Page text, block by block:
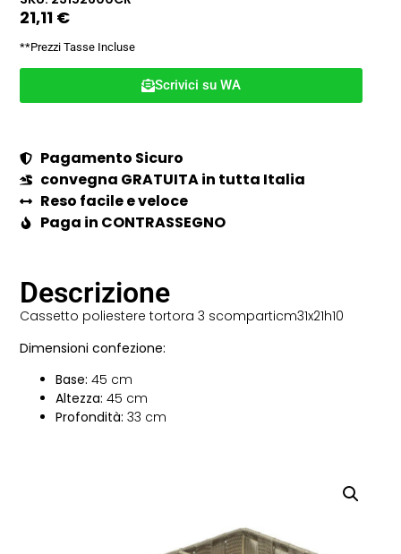
21,11 €
**Prezzi Tasse Incluse
Scrivici su WA
Pagamento Sicuro
convegna GRATUITA in tutta Italia
Reso facile e veloce
Paga in CONTRASSEGNO
Descrizione
Cassetto poliestere tortora 3 scomparticm31x21h10
Dimensioni confezione:
Base: 45 cm
Altezza: 45 cm
Profondità: 33 cm